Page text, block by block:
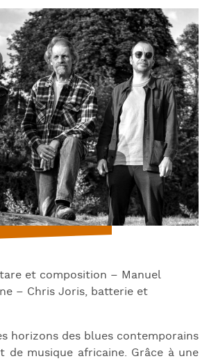
et composition – Manuel
– Chris Joris, batterie et
horizons des blues contemporains
de musique africaine. Grâce à une